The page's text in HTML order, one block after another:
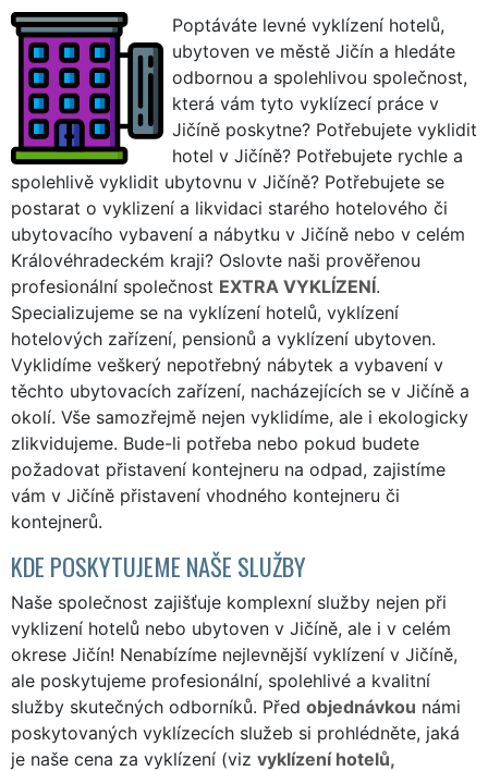
Poptáváte levné vyklízení hotelů,
ubytoven ve městě Jičín a hledáte
odbornou a spolehlivou společnost,
která vám tyto vyklízecí práce v
Jičíně poskytne? Potřebujete vyklidit
hotel v Jičíně? Potřebujete rychle a
spolehlivě vyklidit ubytovnu v Jičíně? Potřebujete se
postarat o vyklizení a likvidaci starého hotelového či
ubytovacího vybavení a nábytku v Jičíně nebo v celém
Královéhradeckém kraji? Oslovte naši prověřenou
profesionální společnost EXTRA VYKLÍZENÍ.
Specializujeme se na vyklízení hotelů, vyklízení
hotelových zařízení, pensionů a vyklízení ubytoven.
Vyklidíme veškerý nepotřebný nábytek a vybavení v
těchto ubytovacích zařízení, nacházejících se v Jičíně a
okolí. Vše samozřejmě nejen vyklidíme, ale i ekologicky
zlikvidujeme. Bude-li potřeba nebo pokud budete
požadovat přistavení kontejneru na odpad, zajistíme
vám v Jičíně přistavení vhodného kontejneru či
kontejnerů.
KDE POSKYTUJEME NAŠE SLUŽBY
Naše společnost zajišťuje komplexní služby nejen při
vyklizení hotelů nebo ubytoven v Jičíně, ale i v celém
okrese Jičín! Nenabízíme nejlevnější vyklízení v Jičíně,
ale poskytujeme profesionální, spolehlivé a kvalitní
služby skutečných odborníků. Před objednávkou námi
poskytovaných vyklízecích služeb si prohlédněte, jaká
je naše cena za vyklízení (viz vyklízení hotelů,